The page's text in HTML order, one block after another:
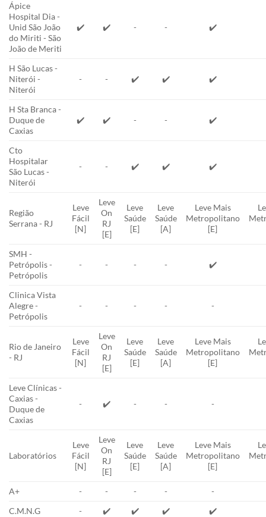
Ápice
Hospital Dia -
Unid São João
do Miriti - São
João de Meriti
✔️ ✔️ - - ✔️
H São Lucas -
Niterói -
Niterói
- - ✔️ ✔️ ✔️
H Sta Branca -
Duque de
Caxias
✔️ ✔️ - - ✔️
Cto
Hospitalar
São Lucas -
Niterói
- - ✔️ ✔️ ✔️
Região
Serrana - RJ
Leve
Fácil
[N]
Leve
On
RJ
[E]
Leve
Saúde
[E]
Leve
Saúde
[A]
Leve Mais
Metropolitano
[E]
SMH -
Petrópolis -
Petrópolis
- - - - ✔️
Clinica Vista
Alegre -
Petrópolis
- - - - -
Rio de Janeiro
- RJ
Leve
Fácil
[N]
Leve
On
RJ
[E]
Leve
Saúde
[E]
Leve
Saúde
[A]
Leve Mais
Metropolitano
[E]
Leve Clínicas -
Caxias -
Duque de
Caxias
- ✔️ - - -
Laboratórios
Leve
Fácil
[N]
Leve
On
RJ
[E]
Leve
Saúde
[E]
Leve
Saúde
[A]
Leve Mais
Metropolitano
[E]
A+ - - - -
-
C.M.N.G
- ✔️ ✔️ ✔️
✔️